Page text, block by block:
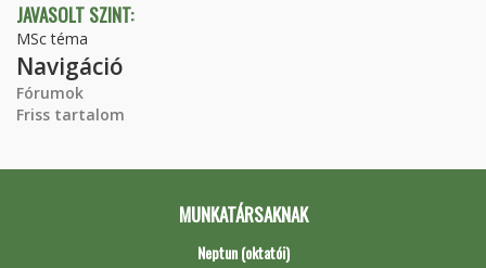
JAVASOLT SZINT:
MSc téma
Navigáció
Fórumok
Friss tartalom
MUNKATÁRSAKNAK
Neptun (oktatói)